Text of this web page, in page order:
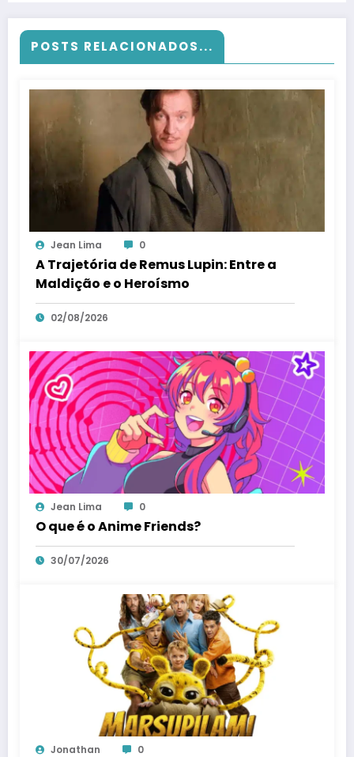
POSTS RELACIONADOS...
Jean Lima 0
A Trajetória de Remus Lupin: Entre a
Maldição e o Heroísmo
02/08/2026
Jean Lima 0
O que é o Anime Friends?
30/07/2026
Jonathan 0